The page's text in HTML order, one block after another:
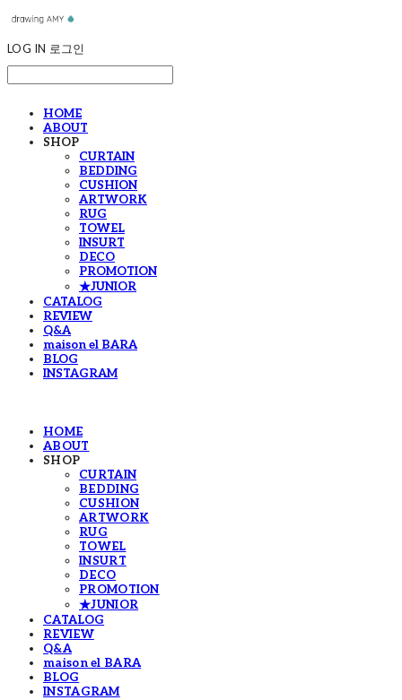
LOG IN 로그인
HOME
ABOUT
SHOP
CURTAIN
BEDDING
CUSHION
ARTWORK
RUG
TOWEL
INSURT
DECO
PROMOTION
★JUNIOR
CATALOG
REVIEW
Q&A
maison el BARA
BLOG
INSTAGRAM
HOME
ABOUT
SHOP
CURTAIN
BEDDING
CUSHION
ARTWORK
RUG
TOWEL
INSURT
DECO
PROMOTION
★JUNIOR
CATALOG
REVIEW
Q&A
maison el BARA
BLOG
INSTAGRAM